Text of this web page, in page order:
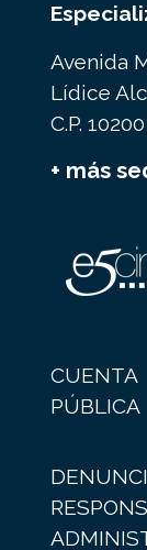
Avenida
Lídice
C.P.
+ más
CUENTA
PÚBLICA